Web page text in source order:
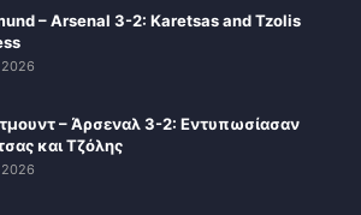
– Arsenal 3-2: Karetsas and Tzolis
– Άρσεναλ 3-2: Εντυπωσίασαν
και Τζόλης